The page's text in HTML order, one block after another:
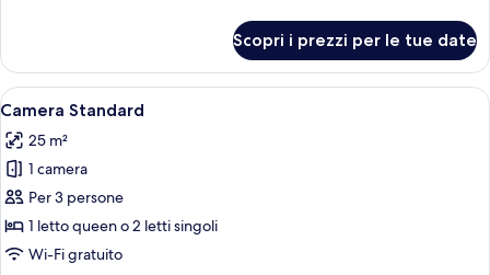
Pool
Two-
Bedroom
Maisonette
Individual
Pool
Scopri i prezzi per le tue date
Apri
tutte
le
foto
per
Camera
Standard
Una camera d'albergo con
1
Camera Standard
25 m²
1 camera
Per 3 persone
1 letto queen o 2 letti singoli
Wi-Fi gratuito